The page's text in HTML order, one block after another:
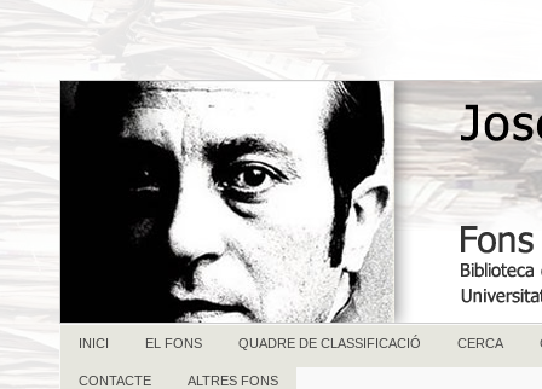
INICI EL FONS QUADRE DE CLASSIFICACIÓ CERCA
CONTACTE ALTRES FONS